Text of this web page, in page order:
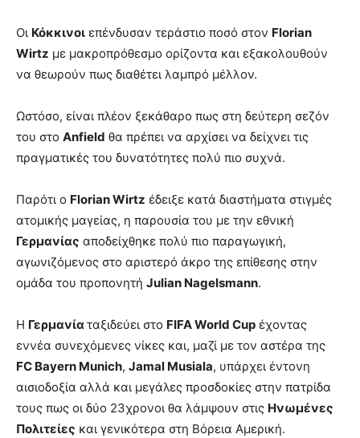
Οι Κόκκινοι επένδυσαν τεράστιο ποσό στον Florian
Wirtz με μακροπρόθεσμο ορίζοντα και εξακολουθούν
να θεωρούν πως διαθέτει λαμπρό μέλλον.
Ωστόσο, είναι πλέον ξεκάθαρο πως στη δεύτερη σεζόν
του στο Anfield θα πρέπει να αρχίσει να δείχνει τις
πραγματικές του δυνατότητες πολύ πιο συχνά.
Παρότι ο Florian Wirtz έδειξε κατά διαστήματα στιγμές
ατομικής μαγείας, η παρουσία του με την εθνική
Γερμανίας αποδείχθηκε πολύ πιο παραγωγική,
αγωνιζόμενος στο αριστερό άκρο της επίθεσης στην
ομάδα του προπονητή Julian Nagelsmann.
Η Γερμανία ταξιδεύει στο FIFA World Cup έχοντας
εννέα συνεχόμενες νίκες και, μαζί με τον αστέρα της
FC Bayern Munich, Jamal Musiala, υπάρχει έντονη
αισιοδοξία αλλά και μεγάλες προσδοκίες στην πατρίδα
τους πως οι δύο 23χρονοι θα λάμψουν στις Ηνωμένες
Πολιτείες και γενικότερα στη Βόρεια Αμερική.